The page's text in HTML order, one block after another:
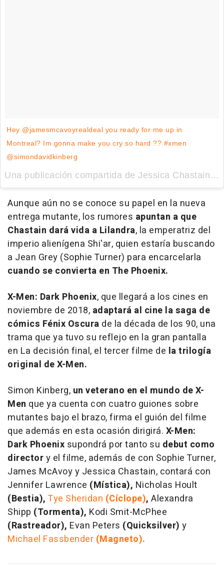
Hey @jamesmcavoyrealdeal you ready for me up in
Montreal? Im gonna make you cry so hard ?? #xmen
@simondavidkinberg
Una publicación compartida de Jessica Chastain (@jessicachastain) el
Aunque aún no se conoce su papel en la nueva
entrega mutante, los rumores apuntan a que
Chastain dará vida a Lilandra, la emperatriz del
imperio alienígena Shi'ar, quien estaría buscando
a Jean Grey (Sophie Turner) para encarcelarla
cuando se convierta en The Phoenix.
X-Men: Dark Phoenix, que llegará a los cines en
noviembre de 2018, adaptará al cine la saga de
cómics Fénix Oscura de la década de los 90, una
trama que ya tuvo su reflejo en la gran pantalla
en La decisión final, el tercer filme de la trilogía
original de X-Men.
Simon Kinberg, un veterano en el mundo de X-
Men que ya cuenta con cuatro guiones sobre
mutantes bajo el brazo, firma el guión del filme
que además en esta ocasión dirigirá. X-Men:
Dark Phoenix supondrá por tanto su debut como
directory el filme, además de con Sophie Turner,
James McAvoy y Jessica Chastain, contará con
Jennifer Lawrence (Mística), Nicholas Hoult
(Bestia), Tye Sheridan (Cíclope), Alexandra
Shipp (Tormenta), Kodi Smit-McPhee
(Rastreador), Evan Peters (Quicksilver) y
Michael Fassbender (Magneto).